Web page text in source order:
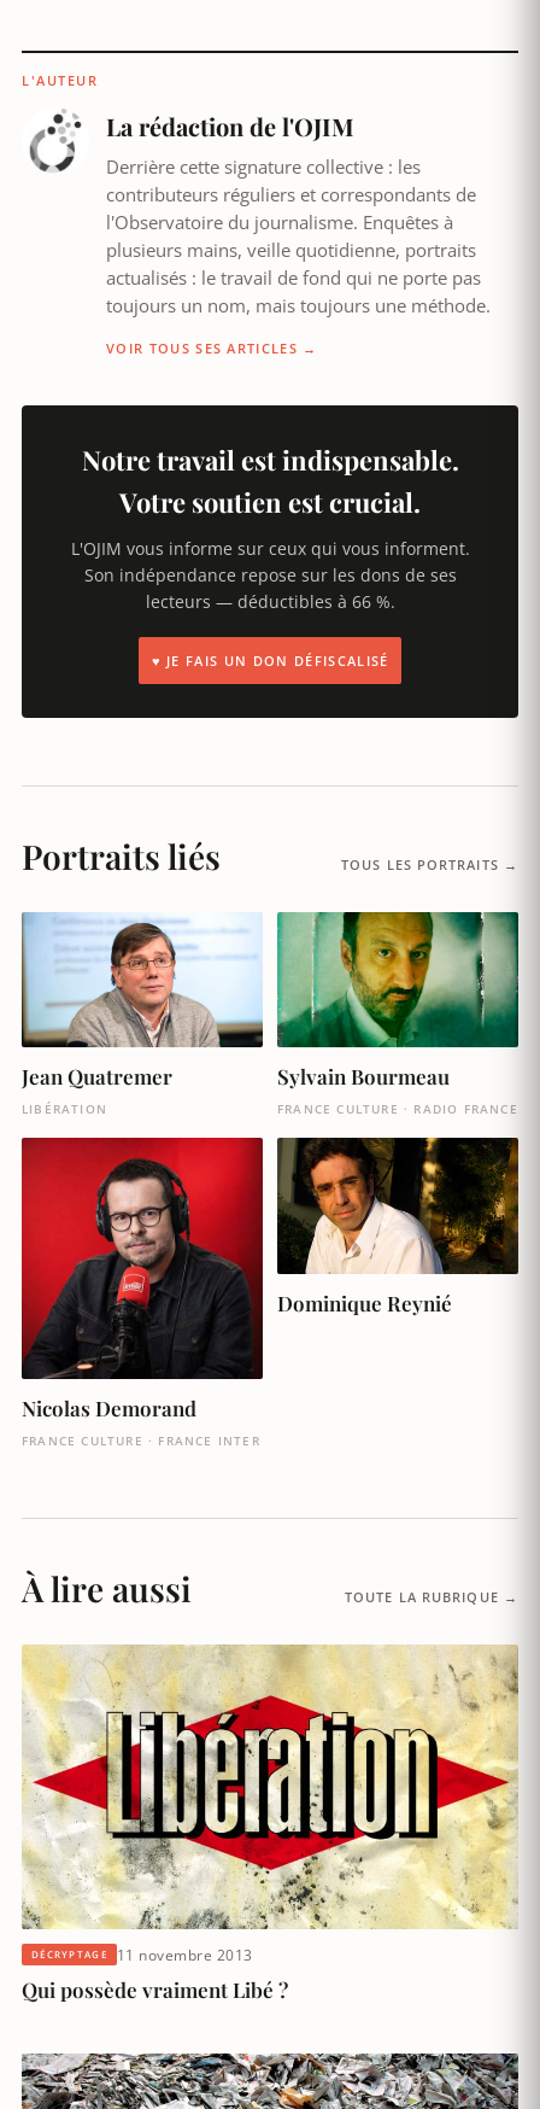
L'AUTEUR
La rédaction de l'OJIM
Derrière cette signature collective : les
contributeurs réguliers et correspondants de
l'Observatoire du journalisme. Enquêtes à
plusieurs mains, veille quotidienne, portraits
actualisés : le travail de fond qui ne porte pas
toujours un nom, mais toujours une méthode.
VOIR TOUS SES ARTICLES →
Notre travail est indispensable.
Votre soutien est crucial.
L'OJIM vous informe sur ceux qui vous informent.
Son indépendance repose sur les dons de ses
lecteurs — déductibles à 66 %.
♥ JE FAIS UN DON DÉFISCALISÉ
Portraits liés TOUS LES PORTRAITS →
Jean Quatremer
LIBÉRATION
Sylvain Bourmeau
FRANCE CULTURE · RADIO FRANCE
Nicolas Demorand
FRANCE CULTURE · FRANCE INTER
Dominique Reynié
À lire aussi TOUTE LA RUBRIQUE →
DÉCRYPTAGE 11 novembre 2013
Qui possède vraiment Libé ?